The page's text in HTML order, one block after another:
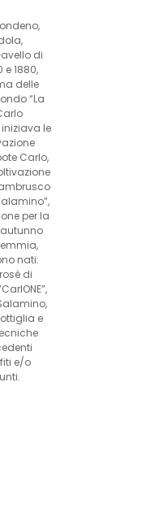
di
e 1880,
delle
“La
le
Carlo,
per la
nati:
di
e
e/o